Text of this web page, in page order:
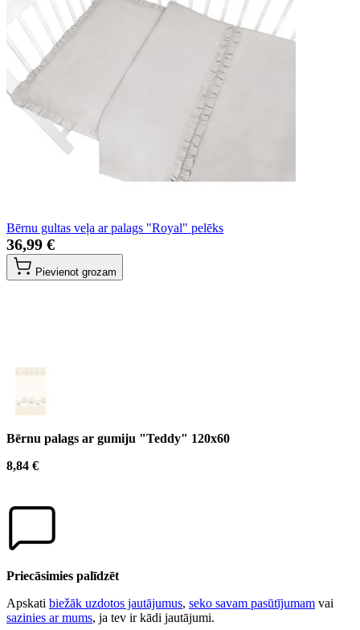
Bērnu gultas veļa ar palags "Royal" pelēks
36,99 €
Pievienot grozam
Bērnu palags ar gumiju "Teddy" 120x60
8,84 €
Priecāsimies palīdzēt
Apskati biežāk uzdotos jautājumus, seko savam pasūtījumam vai
sazinies ar mums, ja tev ir kādi jautājumi.